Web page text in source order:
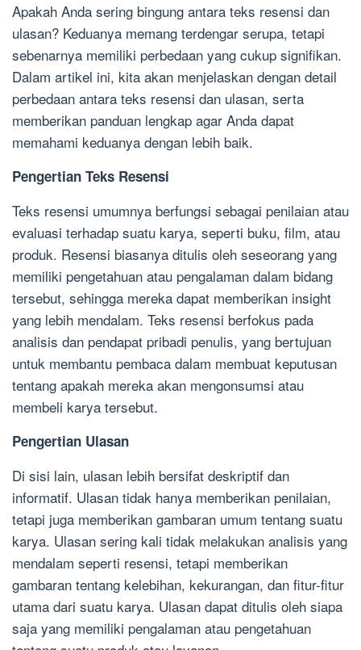
Apakah Anda sering bingung antara teks resensi dan
ulasan? Keduanya memang terdengar serupa, tetapi
sebenarnya memiliki perbedaan yang cukup signifikan.
Dalam artikel ini, kita akan menjelaskan dengan detail
perbedaan antara teks resensi dan ulasan, serta
memberikan panduan lengkap agar Anda dapat
memahami keduanya dengan lebih baik.
Pengertian Teks Resensi
Teks resensi umumnya berfungsi sebagai penilaian atau
evaluasi terhadap suatu karya, seperti buku, film, atau
produk. Resensi biasanya ditulis oleh seseorang yang
memiliki pengetahuan atau pengalaman dalam bidang
tersebut, sehingga mereka dapat memberikan insight
yang lebih mendalam. Teks resensi berfokus pada
analisis dan pendapat pribadi penulis, yang bertujuan
untuk membantu pembaca dalam membuat keputusan
tentang apakah mereka akan mengonsumsi atau
membeli karya tersebut.
Pengertian Ulasan
Di sisi lain, ulasan lebih bersifat deskriptif dan
informatif. Ulasan tidak hanya memberikan penilaian,
tetapi juga memberikan gambaran umum tentang suatu
karya. Ulasan sering kali tidak melakukan analisis yang
mendalam seperti resensi, tetapi memberikan
gambaran tentang kelebihan, kekurangan, dan fitur-fitur
utama dari suatu karya. Ulasan dapat ditulis oleh siapa
saja yang memiliki pengalaman atau pengetahuan